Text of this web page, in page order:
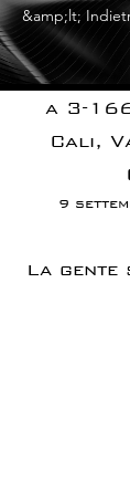
&amp;lt;
a 3-
Cali,
9
La gente